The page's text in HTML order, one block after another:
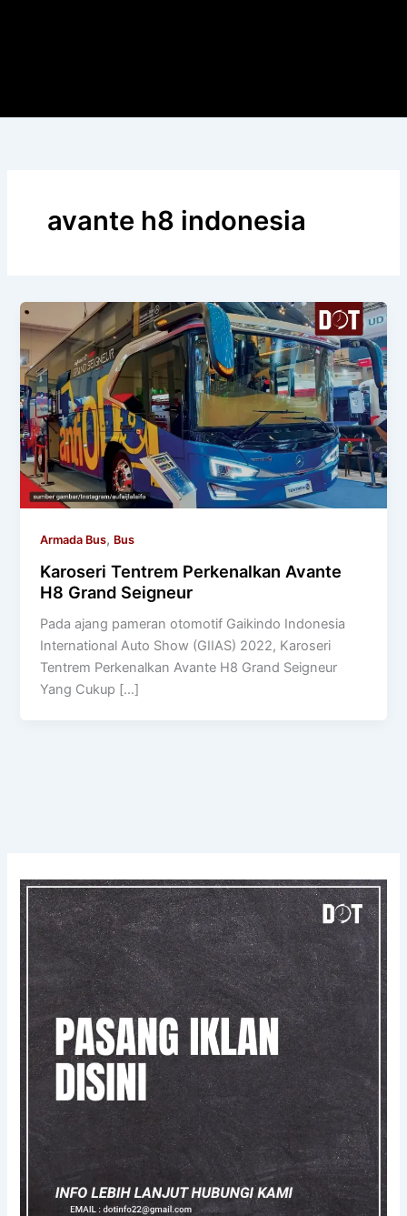
avante h8 indonesia
Armada Bus, Bus
Karoseri Tentrem Perkenalkan Avante
H8 Grand Seigneur
Pada ajang pameran otomotif Gaikindo Indonesia
International Auto Show (GIIAS) 2022, Karoseri
Tentrem Perkenalkan Avante H8 Grand Seigneur
Yang Cukup […]